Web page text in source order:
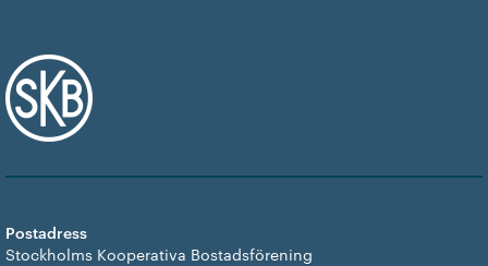
Postadress
Stockholms Kooperativa Bostadsförening